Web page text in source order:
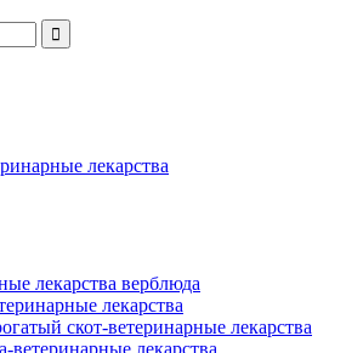
лекарства
лекарства верблюда
лекарства
скот-ветеринарные лекарства
ветеринарные лекарства